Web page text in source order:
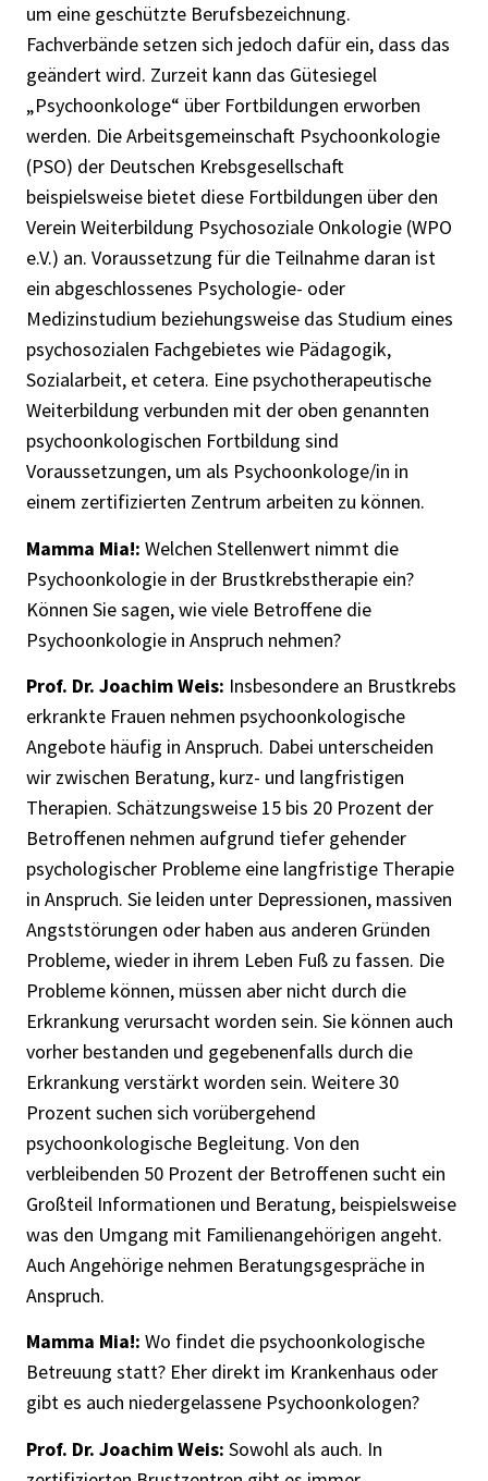
um eine geschützte Berufsbezeichnung.
Fachverbände setzen sich jedoch dafür ein, dass das
geändert wird. Zurzeit kann das Gütesiegel
„Psychoonkologe“ über Fortbildungen erworben
werden. Die Arbeitsgemeinschaft Psychoonkologie
(PSO) der Deutschen Krebsgesellschaft
beispielsweise bietet diese Fortbildungen über den
Verein Weiterbildung Psychosoziale Onkologie (WPO
e.V.) an. Voraussetzung für die Teilnahme daran ist
ein abgeschlossenes Psychologie- oder
Medizinstudium beziehungsweise das Studium eines
psychosozialen Fachgebietes wie Pädagogik,
Sozialarbeit, et cetera. Eine psychotherapeutische
Weiterbildung verbunden mit der oben genannten
psychoonkologischen Fortbildung sind
Voraussetzungen, um als Psychoonkologe/in in
einem zertifizierten Zentrum arbeiten zu können.
Mamma Mia!: Welchen Stellenwert nimmt die
Psychoonkologie in der Brustkrebstherapie ein?
Können Sie sagen, wie viele Betroffene die
Psychoonkologie in Anspruch nehmen?
Prof. Dr. Joachim Weis: Insbesondere an Brustkrebs
erkrankte Frauen nehmen psychoonkologische
Angebote häufig in Anspruch. Dabei unterscheiden
wir zwischen Beratung, kurz- und langfristigen
Therapien. Schätzungsweise 15 bis 20 Prozent der
Betroffenen nehmen aufgrund tiefer gehender
psychologischer Probleme eine langfristige Therapie
in Anspruch. Sie leiden unter Depressionen, massiven
Angststörungen oder haben aus anderen Gründen
Probleme, wieder in ihrem Leben Fuß zu fassen. Die
Probleme können, müssen aber nicht durch die
Erkrankung verursacht worden sein. Sie können auch
vorher bestanden und gegebenenfalls durch die
Erkrankung verstärkt worden sein. Weitere 30
Prozent suchen sich vorübergehend
psychoonkologische Begleitung. Von den
verbleibenden 50 Prozent der Betroffenen sucht ein
Großteil Informationen und Beratung, beispielsweise
was den Umgang mit Familienangehörigen angeht.
Auch Angehörige nehmen Beratungsgespräche in
Anspruch.
Mamma Mia!: Wo findet die psychoonkologische
Betreuung statt? Eher direkt im Krankenhaus oder
gibt es auch niedergelassene Psychoonkologen?
Prof. Dr. Joachim Weis: Sowohl als auch. In